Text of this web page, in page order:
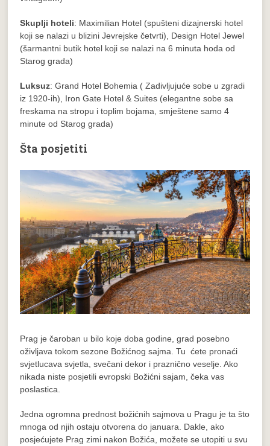
Skuplji hoteli: Maximilian Hotel (spušteni dizajnerski hotel
koji se nalazi u blizini Jevrejske četvrti), Design Hotel Jewel
(šarmantni butik hotel koji se nalazi na 6 minuta hoda od
Starog grada)
Luksuz: Grand Hotel Bohemia ( Zadivljujuće sobe u zgradi
iz 1920-ih), Iron Gate Hotel & Suites (elegantne sobe sa
freskama na stropu i toplim bojama, smještene samo 4
minute od Starog grada)
Šta posjetiti
Prag je čaroban u bilo koje doba godine, grad posebno
oživljava tokom sezone Božićnog sajma. Tu ćete pronaći
svjetlucava svjetla, svečani dekor i praznično veselje. Ako
nikada niste posjetili evropski Božićni sajam, čeka vas
poslastica.
Jedna ogromna prednost božićnih sajmova u Pragu je ta što
mnoga od njih ostaju otvorena do januara. Dakle, ako
posjećujete Prag zimi nakon Božića, možete se utopiti u svu